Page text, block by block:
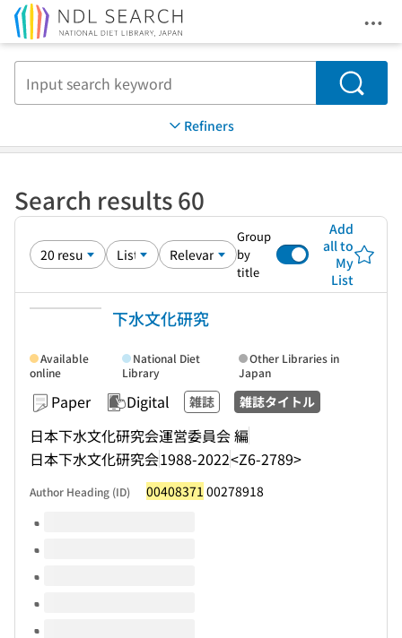
Search
Refiners
Search results 60
Group
by
title
Add
all to
My
List
下水文化研究
Paper Digital 雑誌 雑誌タイトル
日本下水文化研究会運営委員会 編
日本下水文化研究会1988-2022<Z6-2789>
Available
online
National Diet
Library
Other Libraries in
Japan
Author Heading (ID) 00408371 00278918
Volumes of this title